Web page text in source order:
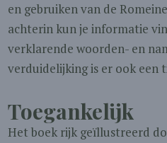
en gebruiken van de
achterin kun je informatie
verklarende woorden- en
verduidelijking is er ook een
Toegankelijk
Het boek rijk geïllustreerd